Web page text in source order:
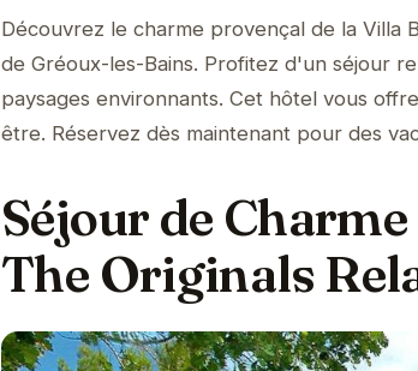
Découvrez le charme provençal de la Villa
de Gréoux-les-Bains. Profitez d'un séjour
paysages environnants. Cet hôtel vous
être. Réservez dès maintenant pour des
Séjour de
The Originals